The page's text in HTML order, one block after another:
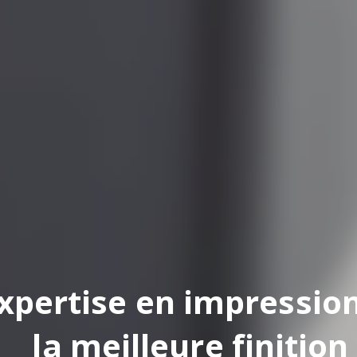
en
la meilleure finition